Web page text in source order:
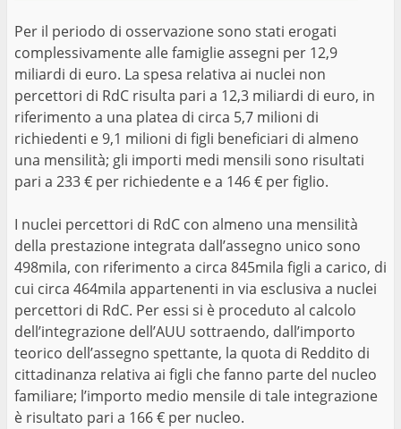
Per il periodo di osservazione sono stati erogati
complessivamente alle famiglie assegni per 12,9
miliardi di euro. La spesa relativa ai nuclei non
percettori di RdC risulta pari a 12,3 miliardi di euro, in
riferimento a una platea di circa 5,7 milioni di
richiedenti e 9,1 milioni di figli beneficiari di almeno
una mensilità; gli importi medi mensili sono risultati
pari a 233 € per richiedente e a 146 € per figlio.
I nuclei percettori di RdC con almeno una mensilità
della prestazione integrata dall’assegno unico sono
498mila, con riferimento a circa 845mila figli a carico, di
cui circa 464mila appartenenti in via esclusiva a nuclei
percettori di RdC. Per essi si è proceduto al calcolo
dell’integrazione dell’AUU sottraendo, dall’importo
teorico dell’assegno spettante, la quota di Reddito di
cittadinanza relativa ai figli che fanno parte del nucleo
familiare; l’importo medio mensile di tale integrazione
è risultato pari a 166 € per nucleo.